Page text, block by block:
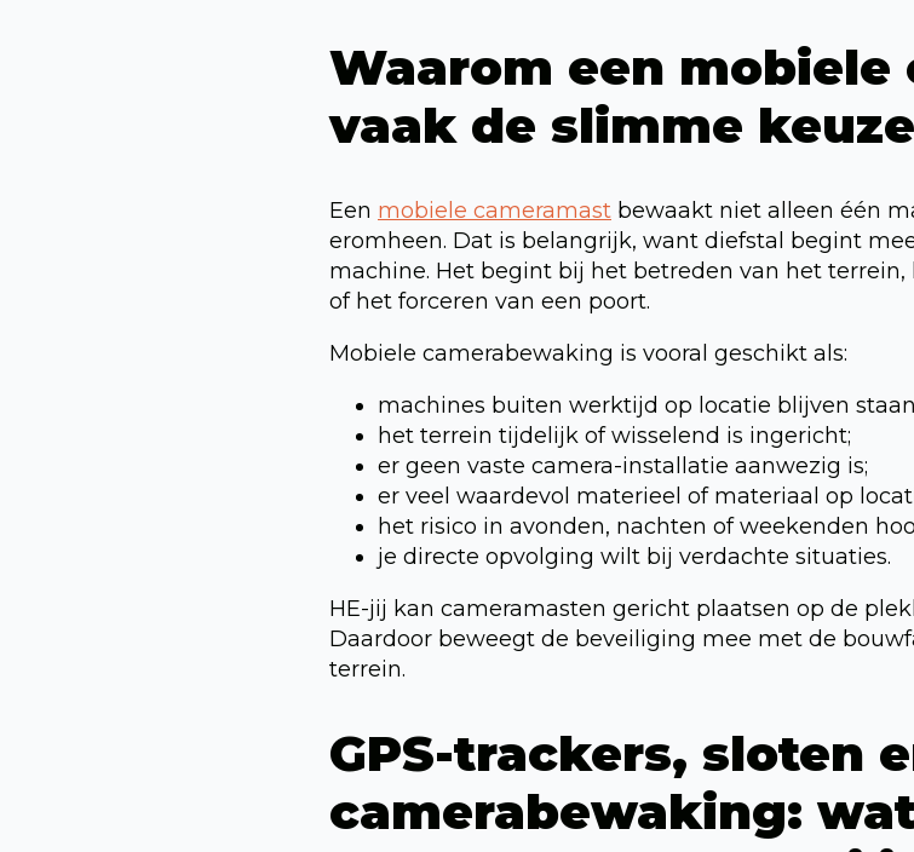
Waarom een mobiele
vaak de slimme
Een mobiele cameramast bewaakt niet alleen één
eromheen. Dat is belangrijk, want diefstal begint
machine. Het begint bij het betreden van het
of het forceren van een poort.
Mobiele camerabewaking is vooral geschikt als:
machines buiten werktijd op locatie blijven
het terrein tijdelijk of wisselend is ingericht;
er geen vaste camera-installatie aanwezig is;
er veel waardevol materieel of materiaal op
het risico in avonden, nachten of weekenden
je directe opvolging wilt bij verdachte situaties.
HE-jij kan cameramasten gericht plaatsen op de
Daardoor beweegt de beveiliging mee met de
terrein.
GPS-trackers, sloten
camerabewaking: